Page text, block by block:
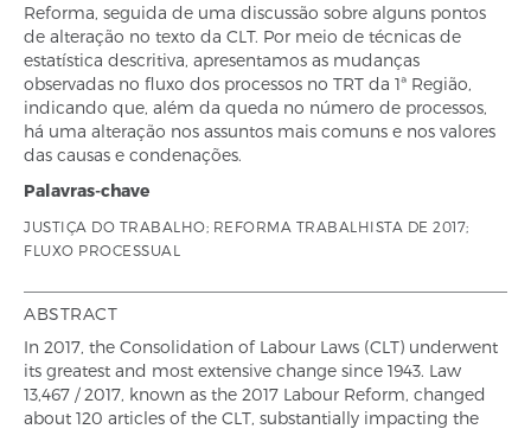
Reforma, seguida de uma discussão sobre alguns pontos
de alteração no texto da CLT. Por meio de técnicas de
estatística descritiva, apresentamos as mudanças
observadas no fluxo dos processos no TRT da 1ª Região,
indicando que, além da queda no número de processos,
há uma alteração nos assuntos mais comuns e nos valores
das causas e condenações.
Palavras-chave
JUSTIÇA DO TRABALHO; REFORMA TRABALHISTA DE 2017;
FLUXO PROCESSUAL
ABSTRACT
In 2017, the Consolidation of Labour Laws (CLT) underwent
its greatest and most extensive change since 1943. Law
13,467 / 2017, known as the 2017 Labour Reform, changed
about 120 articles of the CLT, substantially impacting the